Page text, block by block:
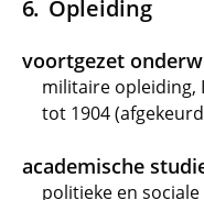
Opleiding
voortgezet
militaire opleiding,
tot 1904
academische
politieke en